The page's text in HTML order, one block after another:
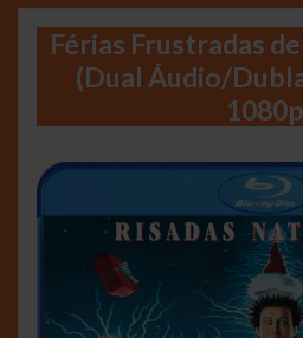
Férias Frustradas
(Dual Áudio/
1080p